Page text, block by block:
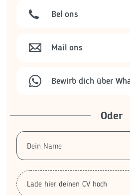
Bel ons
Mail ons
Bewirb dich über
Oder
Lade hier deinen CV hoch